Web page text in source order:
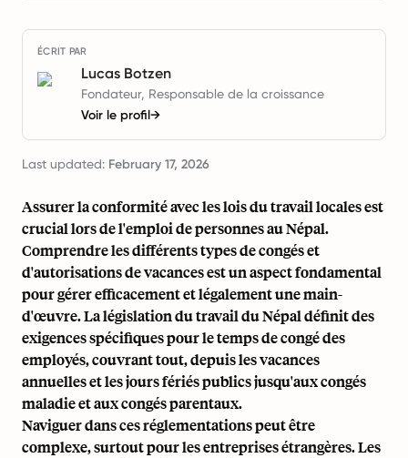
ÉCRIT PAR
Lucas Botzen
Fondateur, Responsable de la croissance
Voir le profil→
Last updated: February 17, 2026
Assurer la conformité avec les lois du travail locales est
crucial lors de l'emploi de personnes au Népal.
Comprendre les différents types de congés et
d'autorisations de vacances est un aspect fondamental
pour gérer efficacement et légalement une main-
d'œuvre. La législation du travail du Népal définit des
exigences spécifiques pour le temps de congé des
employés, couvrant tout, depuis les vacances
annuelles et les jours fériés publics jusqu'aux congés
maladie et aux congés parentaux.
Naviguer dans ces réglementations peut être
complexe, surtout pour les entreprises étrangères. Les